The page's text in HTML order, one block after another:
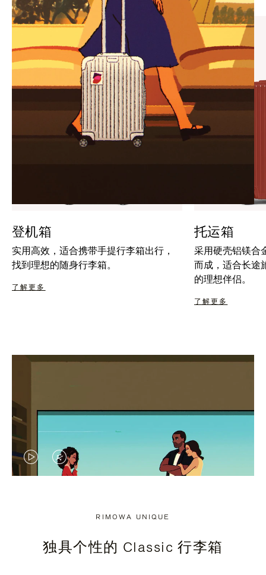
按
下
暂
点
击
按
钮
取
消
静
登机箱
实用高效，适合携带手提行李箱出行，
找到理想的随身行李箱。
了解更多
托运箱
采用硬壳铝镁合
而成，适合长途
的理想伴侣。
了解更多
视
停，
视
音，
RIMOWA UNIQUE
独具个性的 Classic 行李箱